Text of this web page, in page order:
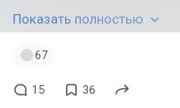
Показать полностью
67
15 36